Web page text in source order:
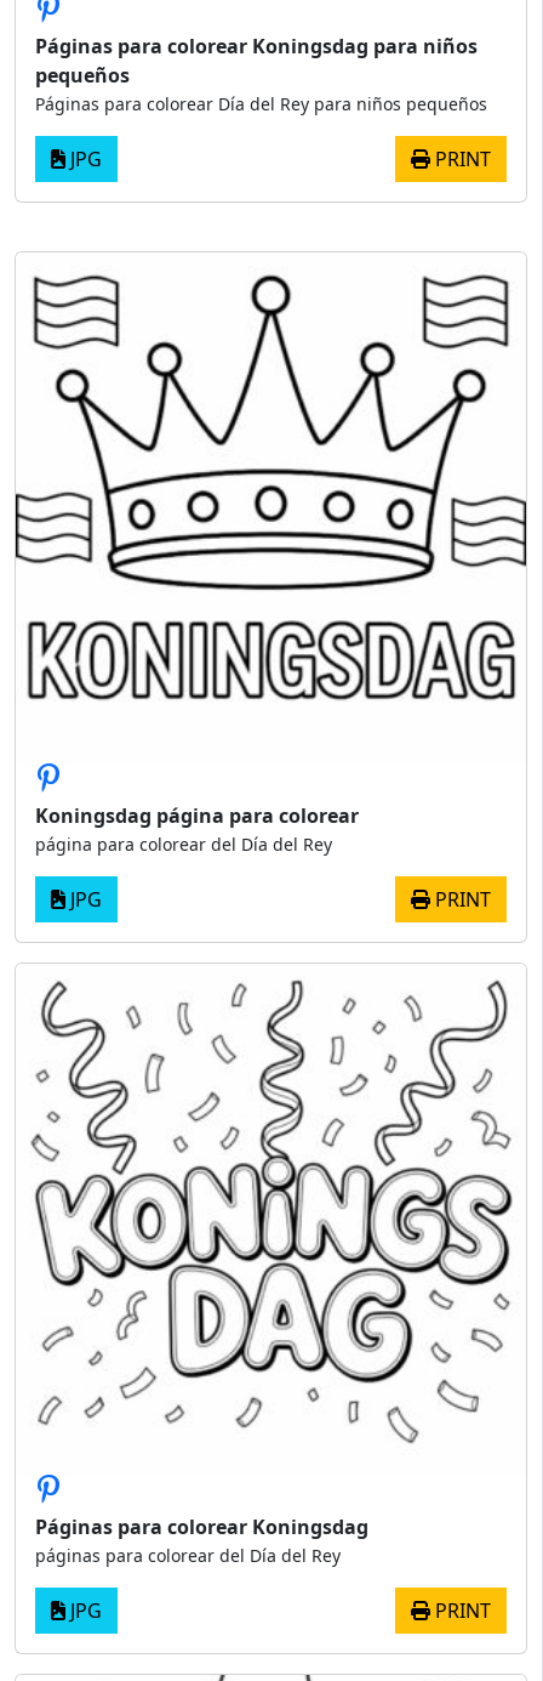
Páginas para colorear Koningsdag para niños
pequeños
Páginas para colorear Día del Rey para niños pequeños
JPG PRINT
Koningsdag página para colorear
página para colorear del Día del Rey
JPG PRINT
Páginas para colorear Koningsdag
páginas para colorear del Día del Rey
JPG PRINT